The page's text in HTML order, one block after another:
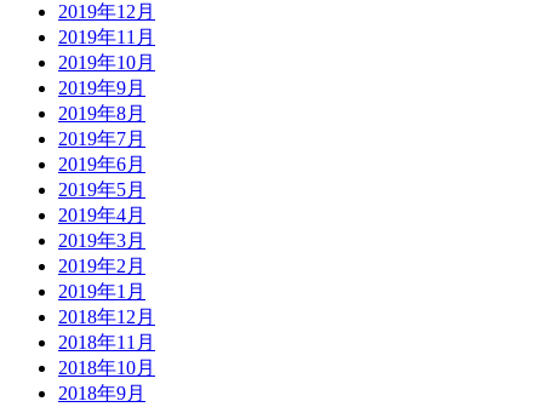
2019年12月
2019年11月
2019年10月
2019年9月
2019年8月
2019年7月
2019年6月
2019年5月
2019年4月
2019年3月
2019年2月
2019年1月
2018年12月
2018年11月
2018年10月
2018年9月